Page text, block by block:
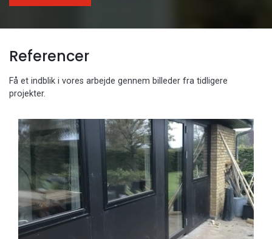
Referencer
Få et indblik i vores arbejde gennem billeder fra tidligere
projekter.